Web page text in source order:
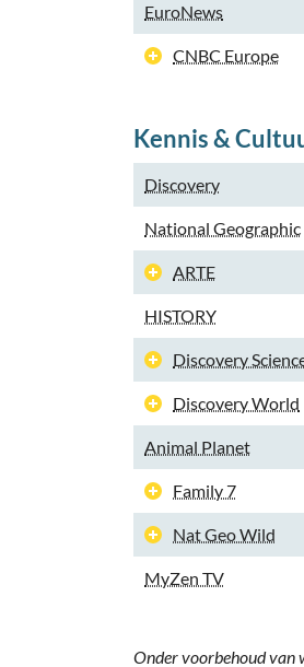
EuroNews
CNBC Europe
Kennis &
Discovery
National Geographic
ARTE
HISTORY
Discovery
Discovery World
Animal Planet
Family 7
Nat Geo Wild
MyZen TV
Onder voorbehoud van